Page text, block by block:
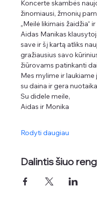
Koncerte skambės
žinomiausi, žmonių
„Meilė likimais žaidžia“
Aidas Manikas
save ir šį kartą atliks
gražiausius savo
žiūrovams patinkanti
Mes mylime ir
su daina ir gera
Su didele meile,
Aidas ir Monika
Rodyti daugiau
Dalintis šiuo